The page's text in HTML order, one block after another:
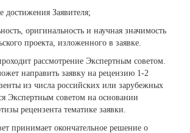
достижения Заявителя;
оригинальность и научная значимость
проекта, изложенного в заявке.
рассмотрение Экспертным советом.
направить заявку на рецензию 1-2
из числа российских или зарубежных
Экспертным советом на основании
рецензента тематике заявки.
принимает окончательное решение о